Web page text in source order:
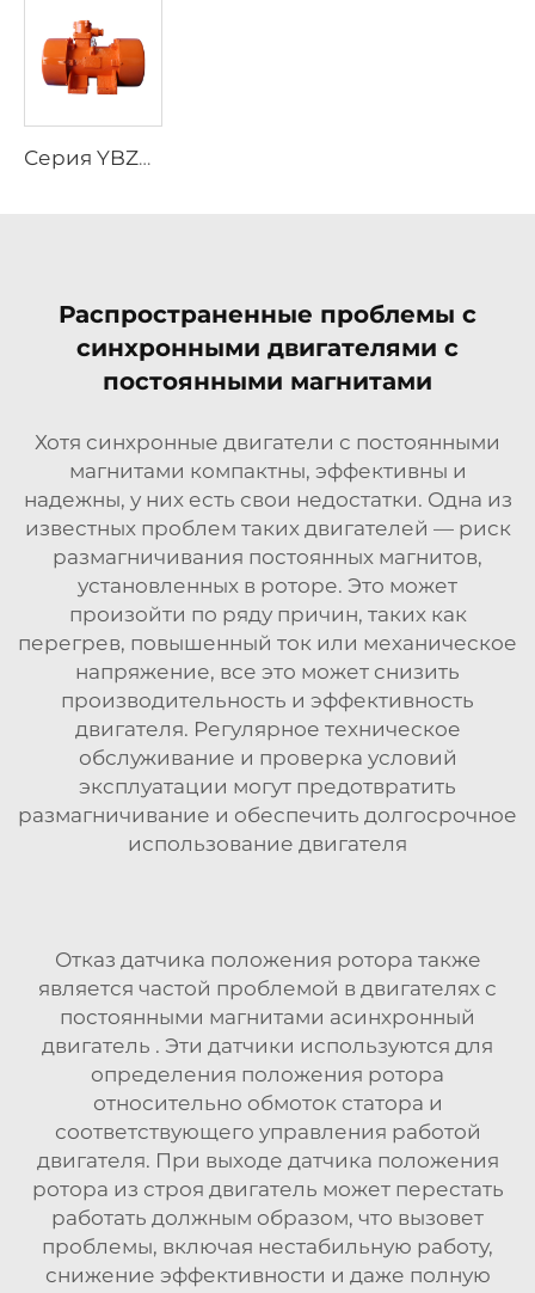
Серия YBZU, трехфазные асинхронные двигатели с взрывозащитой для источников вибрации
Распространенные проблемы с
синхронными двигателями с
постоянными магнитами
Хотя синхронные двигатели с постоянными
магнитами компактны, эффективны и
надежны, у них есть свои недостатки. Одна из
известных проблем таких двигателей — риск
размагничивания постоянных магнитов,
установленных в роторе. Это может
произойти по ряду причин, таких как
перегрев, повышенный ток или механическое
напряжение, все это может снизить
производительность и эффективность
двигателя. Регулярное техническое
обслуживание и проверка условий
эксплуатации могут предотвратить
размагничивание и обеспечить долгосрочное
использование двигателя
Отказ датчика положения ротора также
является частой проблемой в двигателях с
постоянными магнитами асинхронный
двигатель . Эти датчики используются для
определения положения ротора
относительно обмоток статора и
соответствующего управления работой
двигателя. При выходе датчика положения
ротора из строя двигатель может перестать
работать должным образом, что вызовет
проблемы, включая нестабильную работу,
снижение эффективности и даже полную